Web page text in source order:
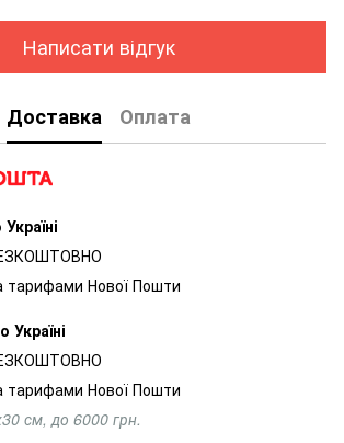
Написати відгук
Доставка Оплата
Нової Пошти
Нової Пошти
см, до 6000 грн.